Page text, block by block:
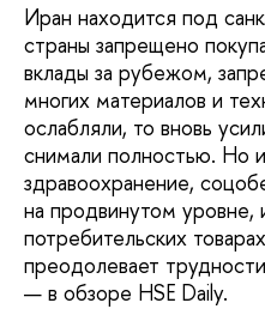
Иран находится под
страны запрещено
вклады за рубежом,
многих материалов и
ослабляли, то вновь
снимали полностью. Но
здравоохранение,
на продвинутом уровне,
потребительских
преодолевает
— в обзоре HSE Daily.